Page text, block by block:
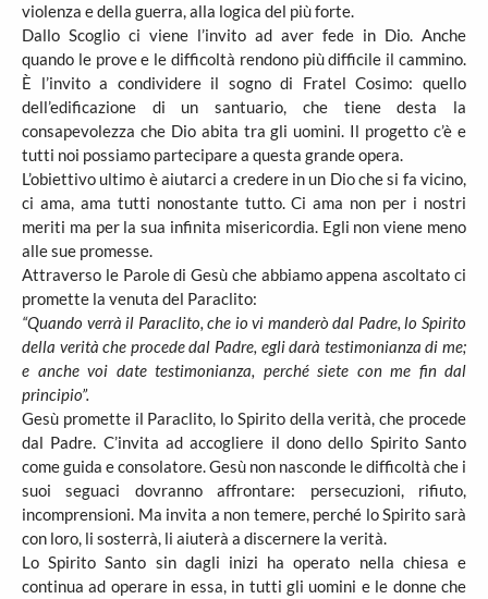
violenza e della guerra, alla logica del più forte.
Dallo Scoglio ci viene l’invito ad aver fede in Dio. Anche
quando le prove e le difficoltà rendono più difficile il cammino.
È l’invito a condividere il sogno di Fratel Cosimo: quello
dell’edificazione di un santuario, che tiene desta la
consapevolezza che Dio abita tra gli uomini. Il progetto c’è e
tutti noi possiamo partecipare a questa grande opera.
L’obiettivo ultimo è aiutarci a credere in un Dio che si fa vicino,
ci ama, ama tutti nonostante tutto. Ci ama non per i nostri
meriti ma per la sua infinita misericordia. Egli non viene meno
alle sue promesse.
Attraverso le Parole di Gesù che abbiamo appena ascoltato ci
promette la venuta del Paraclito:
“Quando verrà il Paraclito, che io vi manderò dal Padre, lo Spirito
della verità che procede dal Padre, egli darà testimonianza di me;
e anche voi date testimonianza, perché siete con me fin dal
principio”.
Gesù promette il Paraclito, lo Spirito della verità, che procede
dal Padre. C’invita ad accogliere il dono dello Spirito Santo
come guida e consolatore. Gesù non nasconde le difficoltà che i
suoi seguaci dovranno affrontare: persecuzioni, rifiuto,
incomprensioni. Ma invita a non temere, perché lo Spirito sarà
con loro, li sosterrà, li aiuterà a discernere la verità.
Lo Spirito Santo sin dagli inizi ha operato nella chiesa e
continua ad operare in essa, in tutti gli uomini e le donne che